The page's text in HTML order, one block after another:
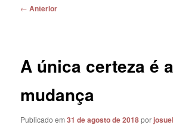
Navegação
← Anterior
A única certeza é a
mudança
Publicado em31 de agosto de 2018por